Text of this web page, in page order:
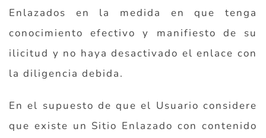
Enlazados en la medida en que tenga
conocimiento efectivo y manifiesto de su
ilicitud y no haya desactivado el enlace con
la diligencia debida.
En el supuesto de que el Usuario considere
que existe un Sitio Enlazado con contenido